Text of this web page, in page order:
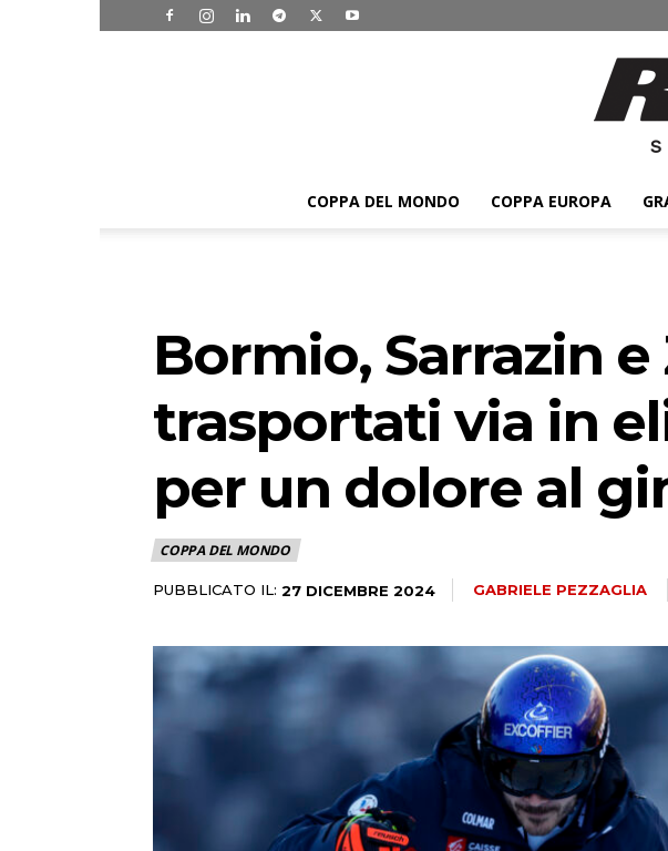
COPPA DEL MONDO COPPA EUROPA
Bormio, Sarrazin
trasportati via in
per un dolore al
COPPA DEL MONDO
PUBBLICATO IL: 27 DICEMBRE 2024 GABRIELE PEZZAGLIA